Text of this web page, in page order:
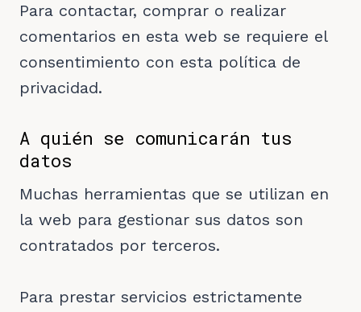
Para contactar, comprar o realizar
comentarios en esta web se requiere el
consentimiento con esta política de
privacidad.
A quién se comunicarán tus
datos
Muchas herramientas que se utilizan en
la web para gestionar sus datos son
contratados por terceros.
Para prestar servicios estrictamente